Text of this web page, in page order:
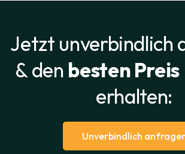
Jetzt unverbindlich
& den besten Preis
erhalten:
Unverbindlich